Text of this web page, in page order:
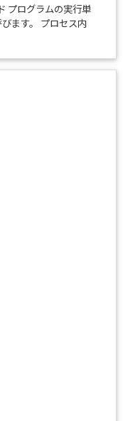
プログラムの実行単
ます。 プロセス内